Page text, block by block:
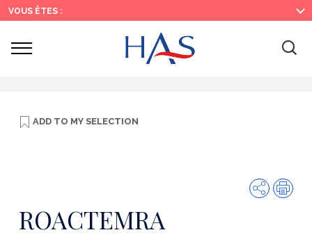
Search
Main
Menu
Main
Content
VOUS ÊTES :
Ouvrir
ADD TO MY SELECTION
Share
ROACTEMRA